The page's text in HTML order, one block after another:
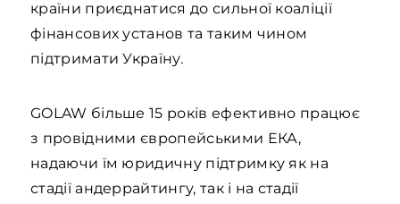
країни приєднатися до сильної коаліції
фінансових установ та таким чином
підтримати Україну.
GOLAW більше 15 років ефективно працює
з провідними європейськими ЕКА,
надаючи їм юридичну підтримку як на
стадії андеррайтингу, так і на стадії